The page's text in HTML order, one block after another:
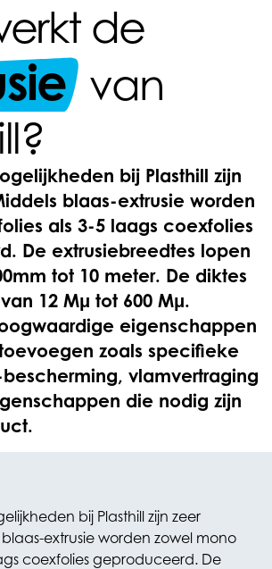
de
van
bij Plasthill zijn
blaas-extrusie worden
als 3-5 laags coexfolies
De extrusiebreedtes lopen
tot 10 meter. De diktes
12 Mμ tot 600 Mμ.
eigenschappen
zoals specifieke
bescherming, vlamvertraging
die nodig zijn
bij Plasthill zijn zeer
extrusie worden zowel mono
coexfolies geproduceerd. De